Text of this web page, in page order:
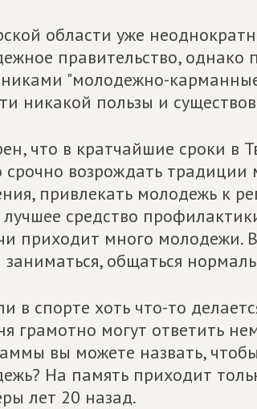
области уже
правительство, однако
"молодежно-
никакой пользы и
что в кратчайшие сроки в
срочно возрождать традиции
привлекать молодежь к
лучшее средство
приходит много молодежи.
заниматься, общаться
в спорте хоть что-то
грамотно могут ответить
вы можете назвать,
На память приходит
лет 20 назад.